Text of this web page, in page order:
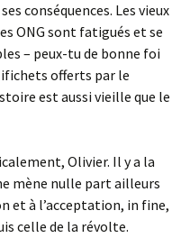
conséquences. Les vieux
ONG sont fatigués et se
– peux-tu de bonne foi
offerts par le
est aussi vieille que le
Olivier. Il y a la
mène nulle part ailleurs
et à l’acceptation, in fine,
celle de la révolte.